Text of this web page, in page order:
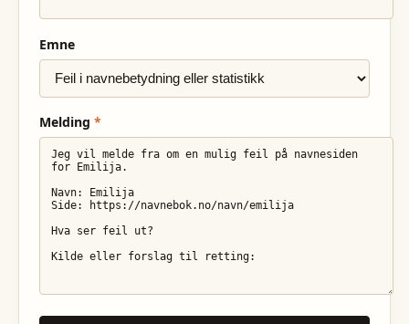
Emne
Melding *